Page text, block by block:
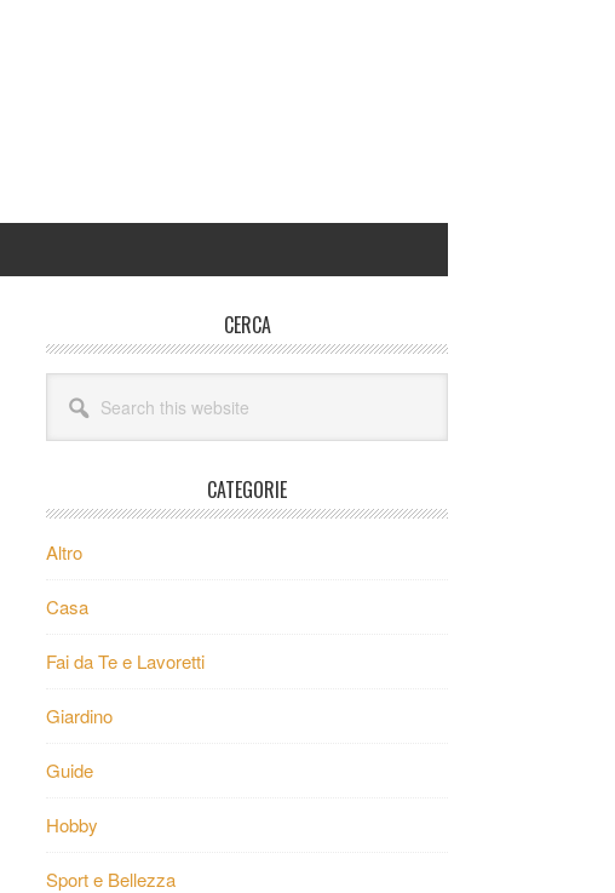
Sidebar
CERCA
this
website
CATEGORIE
Altro
Casa
Fai da Te e Lavoretti
Giardino
Guide
Hobby
Sport e Bellezza